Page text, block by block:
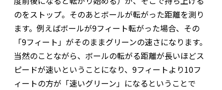
のをストップ。そのあとボールが転がった距離を測り
ます。例えばボールが9フィート転がった場合、その
「9フィート」がそのままグリーンの速さになります。
当然のことながら、ボールの転がる距離が長いほどス
ピードが速いということになり、9フィートより10フ
ィートの方が「速いグリーン」になるということで